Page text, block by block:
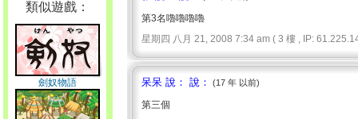
類似遊戲：
劍奴物語
第3名嚕嚕嚕嚕
星期四 八月 21, 2008 7:34 am ( 3 樓 , IP:
呆呆 說： 說： (17 年 以前)
第三個